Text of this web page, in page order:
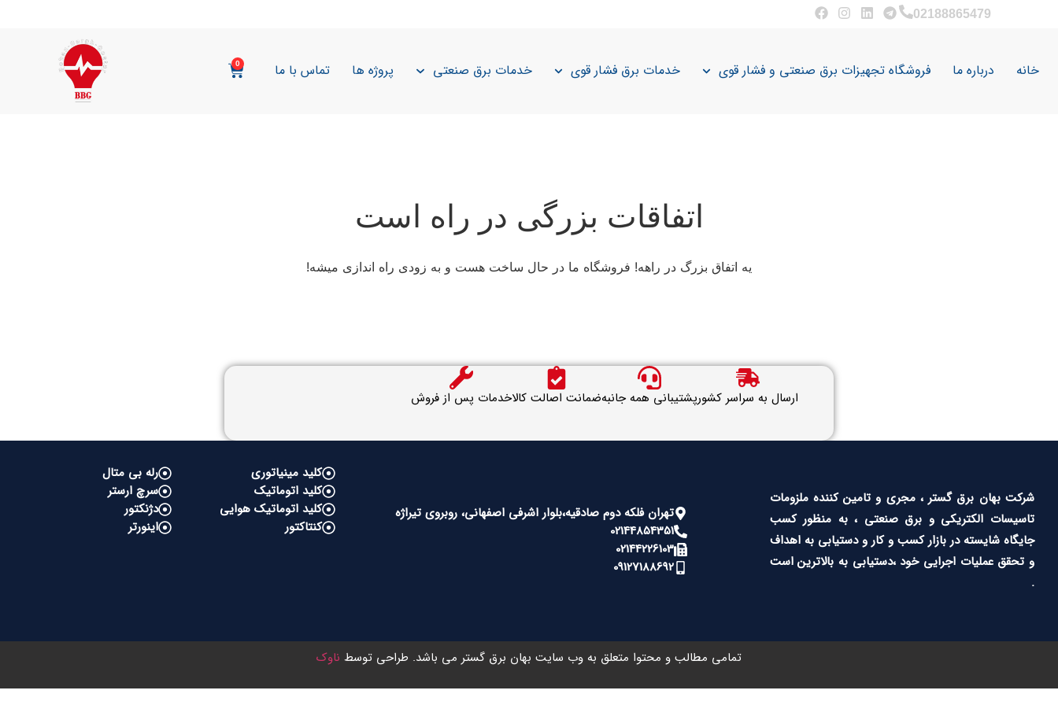
02188865479
خانه درباره ما فروشگاه تجهیزات برق صنعتی و فشار قوی خدمات برق فشار قوی خدمات برق صنعتی پروژه ها تماس با ما 0
اتفاقات بزرگی در راه است
یه اتفاق بزرگ در راهه! فروشگاه ما در حال ساخت هست و به زودی راه اندازی میشه!
ارسال به سراسر کشورپشتیبانی همه جانبهضمانت اصالت کالاخدمات پس از فروش
شرکت بهان برق گستر ، مجری و تامین کننده ملزومات
تاسیسات الکتریکی و برق صنعتی ، به منظور کسب
جایگاه شایسته در بازار کسب و کار و دستیابی به اهداف
و تحقق عملیات اجرایی خود ،دستیابی به بالاترین است
.
تهران فلکه دوم صادقیه،بلوار اشرفی اصفهانی، روبروی تیراژه
02144854351
02144226103
09127188692
کلید مینیاتوری
کلید اتوماتیک
کلید اتوماتیک هوایی
کنتاکتور
رله بی متال
سرچ ارستر
دژنکتور
اینورتر
تمامی مطالب و محتوا متعلق به وب سایت بهان برق گستر می باشد. طراحی توسط ناوک